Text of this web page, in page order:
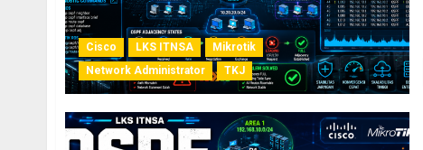
Cisco LKS ITNSA
Mikrotik
Network Administrator
TKJ